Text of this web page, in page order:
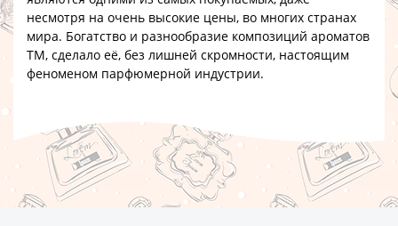
несмотря на очень высокие цены, во многих странах
мира. Богатство и разнообразие композиций ароматов
ТМ, сделало её, без лишней скромности, настоящим
феноменом парфюмерной индустрии.